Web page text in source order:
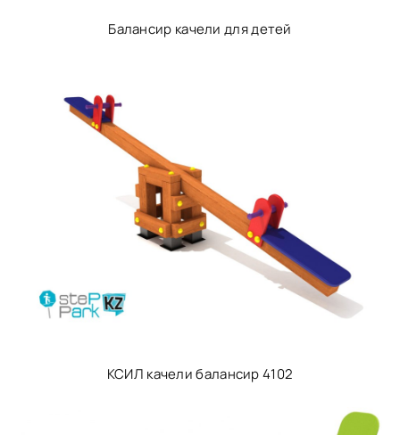
Балансир качели для детей
КСИЛ качели балансир 4102